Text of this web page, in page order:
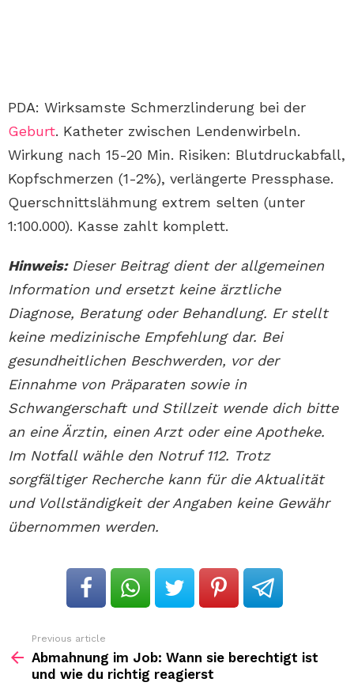
PDA: Wirksamste Schmerzlinderung bei der
Geburt. Katheter zwischen Lendenwirbeln.
Wirkung nach 15-20 Min. Risiken: Blutdruckabfall,
Kopfschmerzen (1-2%), verlängerte Pressphase.
Querschnittslähmung extrem selten (unter
1:100.000). Kasse zahlt komplett.
Hinweis:Dieser Beitrag dient der allgemeinen
Information und ersetzt keine ärztliche
Diagnose, Beratung oder Behandlung. Er stellt
keine medizinische Empfehlung dar. Bei
gesundheitlichen Beschwerden, vor der
Einnahme von Präparaten sowie in
Schwangerschaft und Stillzeit wende dich bitte
an eine Ärztin, einen Arzt oder eine Apotheke.
Im Notfall wähle den Notruf 112. Trotz
sorgfältiger Recherche kann für die Aktualität
und Vollständigkeit der Angaben keine Gewähr
übernommen werden.
more
Previous article
Abmahnung im Job: Wann sie berechtigt ist
und wie du richtig reagierst